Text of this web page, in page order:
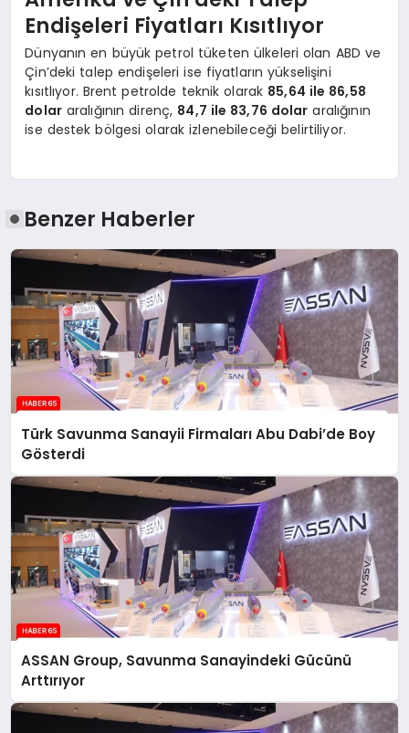
Endişeleri Fiyatları Kısıtlıyor
Dünyanın en büyük petrol tüketen ülkeleri olan ABD ve
Çin’deki talep endişeleri ise fiyatların yükselişini
kısıtlıyor. Brent petrolde teknik olarak 85,64 ile 86,58
dolararalığının direnç, 84,7 ile 83,76 dolar aralığının
ise destek bölgesi olarak izlenebileceği belirtiliyor.
Benzer Haberler
Türk Savunma Sanayii Firmaları Abu Dabi’de Boy
Gösterdi
ASSAN Group, Savunma Sanayindeki Gücünü
Arttırıyor